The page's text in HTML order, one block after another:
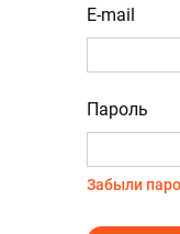
E-mail
Пароль
Забыли